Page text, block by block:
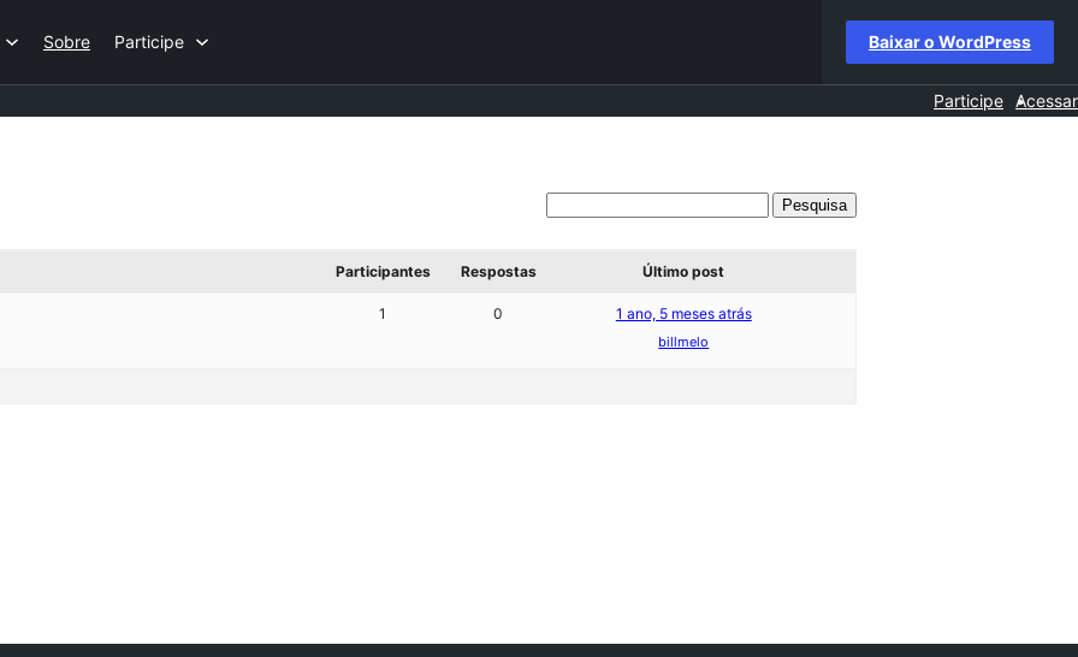
Sobre Participe Baixar o WordPress
Participe Acessar
Participantes Respostas Último post
1 0 1 ano, 5 meses atrás
billmelo